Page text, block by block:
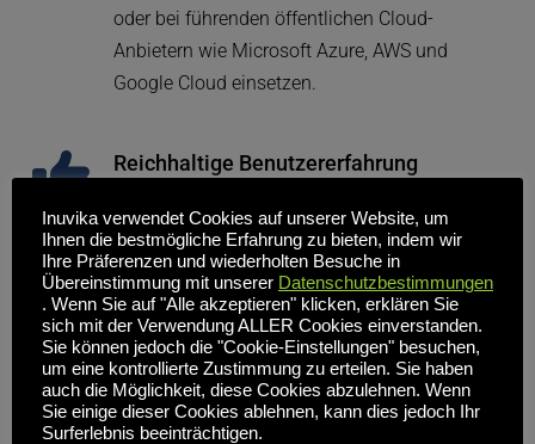
oder bei führenden öffentlichen Cloud-
Anbietern wie Microsoft Azure, AWS und
Google Cloud einsetzen.
Reichhaltige Benutzererfahrung
Wenn Sie langsame Log-ins und eingefrorene
Sitzungen hassen, werden Sie OVD lieben.
Apps und Sitzungen werden in
Sekundenschnelle gestartet, so dass Ihre
Benutzer schnell wieder einsatzbereit sind.
Geringere Betriebskosten
Inuvika verwendet Cookies auf unserer Website, um
Ihnen die bestmögliche Erfahrung zu bieten, indem wir
Ihre Präferenzen und wiederholten Besuche in
Übereinstimmung mit unserer Datenschutzbestimmungen
. Wenn Sie auf "Alle akzeptieren" klicken, erklären Sie
sich mit der Verwendung ALLER Cookies einverstanden.
Sie können jedoch die "Cookie-Einstellungen" besuchen,
um eine kontrollierte Zustimmung zu erteilen. Sie haben
auch die Möglichkeit, diese Cookies abzulehnen. Wenn
Sie einige dieser Cookies ablehnen, kann dies jedoch Ihr
Surferlebnis beeinträchtigen.